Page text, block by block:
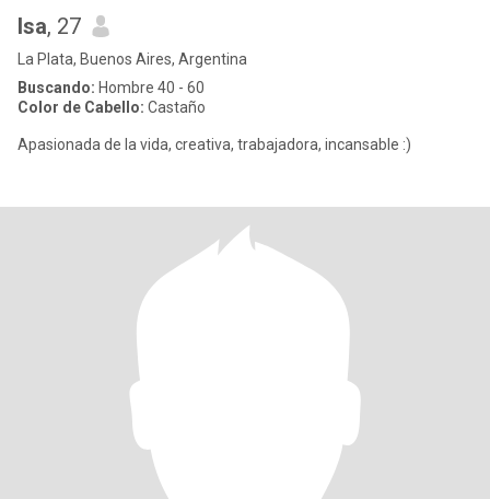
Isa, 27
La Plata, Buenos Aires, Argentina
Buscando: Hombre 40 - 60
Color de Cabello: Castaño
Apasionada de la vida, creativa, trabajadora, incansable :)